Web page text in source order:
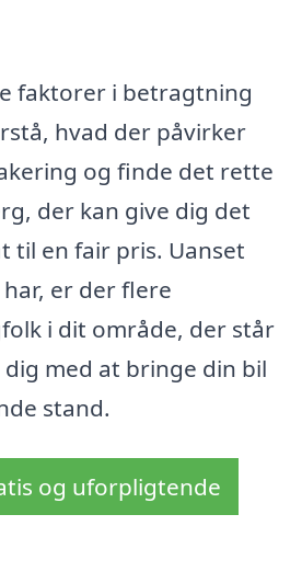
faktorer i betragtning
hvad der påvirker
og finde det rette
der kan give dig det
til en fair pris. Uanset
er der flere
i dit område, der står
med at bringe din bil
stand.
og uforpligtende